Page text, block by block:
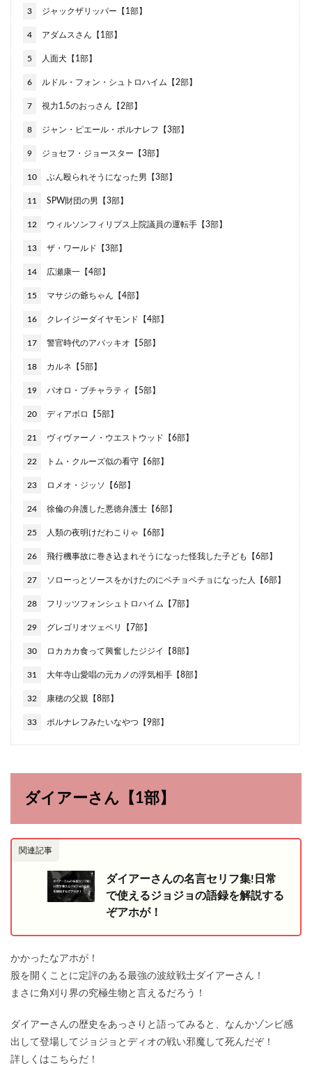
3 ジャックザリッパー【1部】
4 アダムスさん【1部】
5 人面犬【1部】
6 ルドル・フォン・シュトロハイム【2部】
7 視力1.5のおっさん【2部】
8 ジャン・ピエール・ポルナレフ【3部】
9 ジョセフ・ジョースター【3部】
10 ぶん殴られそうになった男【3部】
11 SPW財団の男【3部】
12 ウィルソンフィリプス上院議員の運転手【3部】
13 ザ・ワールド【3部】
14 広瀬康一【4部】
15 マサジの爺ちゃん【4部】
16 クレイジーダイヤモンド【4部】
17 警官時代のアバッキオ【5部】
18 カルネ【5部】
19 パオロ・ブチャラティ【5部】
20 ディアボロ【5部】
21 ヴィヴァーノ・ウエストウッド【6部】
22 トム・クルーズ似の看守【6部】
23 ロメオ・ジッソ【6部】
24 徐倫の弁護した悪徳弁護士【6部】
25 人類の夜明けだわこりゃ【6部】
26 飛行機事故に巻き込まれそうになった怪我した子ども【6部】
27 ソローっとソースをかけたのにベチョベチョになった人【6部】
28 フリッツフォンシュトロハイム【7部】
29 グレゴリオツェペリ【7部】
30 ロカカカ食って興奮したジジイ【8部】
31 大年寺山愛唱の元カノの浮気相手【8部】
32 康穂の父親【8部】
33 ポルナレフみたいなやつ【9部】
ダイアーさん【1部】
関連記事
ダイアーさんの名言セリフ集!日常
で使えるジョジョの語録を解説する
ぞアホが！
かかったなアホが！
股を開くことに定評のある最強の波紋戦士ダイアーさん！
まさに角刈り界の究極生物と言えるだろう！
ダイアーさんの歴史をあっさりと語ってみると、なんかゾンビ感
出して登場してジョジョとディオの戦い邪魔して死んだぞ！
詳しくはこちらだ！